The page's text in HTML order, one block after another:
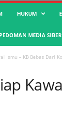
HUKUM
PEDOMAN MEDIA SIBER
Ismu – KB Bebas Dari